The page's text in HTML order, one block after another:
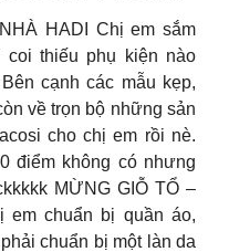
HADI Chị em sắm
thiếu phụ kiện nào
cạnh các mẫu kẹp,
về trọn bộ những sản
cho chị em rồi nè.
điểm không có nhưng
MỪNG GIỖ TỔ –
em chuẩn bị quần áo,
chuẩn bị một làn da